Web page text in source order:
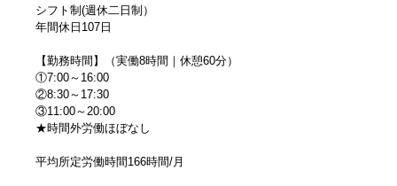
シフト制(週休二日制）
年間休日107日
【勤務時間】（実働8時間｜休憩60分）
①7:00～16:00
②8:30～17:30
③11:00～20:00
★時間外労働ほぼなし
平均所定労働時間166時間/月